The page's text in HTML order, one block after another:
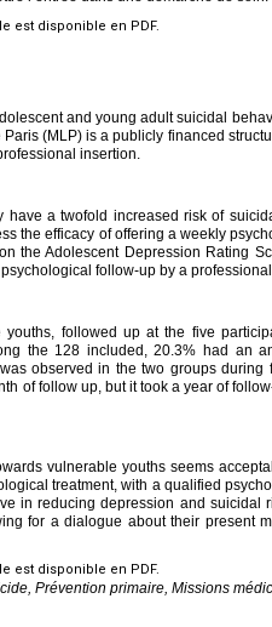
est disponible en PDF.
and young adult suicidal
(MLP) is a publicly financed
insertion.
have a twofold increased risk of
the efficacy of offering a weekly
the Adolescent Depression Rating
follow-up by a
followed up at the five
the 128 included, 20.3% had an
observed in the two groups
of follow up, but it took a year of
vulnerable youths seems
treatment, with a qualified
in reducing depression and suicidal
for a dialogue about their present
est disponible en PDF.
Prévention primaire, Missions